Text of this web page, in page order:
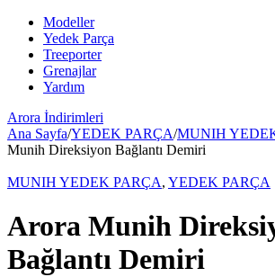
Modeller
Yedek Parça
Treeporter
Grenajlar
Yardım
Arora İndirimleri
Ana Sayfa/YEDEK PARÇA/MUNIH
Munih Direksiyon Bağlantı Demiri
MUNIH YEDEK PARÇA, YEDEK PARÇA
Arora Munih
Bağlantı Demiri